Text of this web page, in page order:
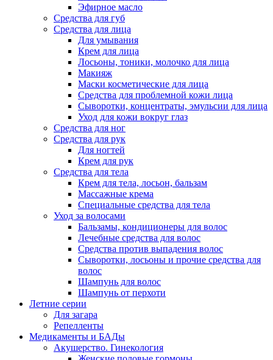
Эфирное масло
Средства для губ
Средства для лица
Для умывания
Крем для лица
Лосьоны, тоники, молочко для лица
Макияж
Маски косметические для лица
Средства для проблемной кожи лица
Сыворотки, концентраты, эмульсии для лица
Уход для кожи вокруг глаз
Средства для ног
Средства для рук
Для ногтей
Крем для рук
Средства для тела
Крем для тела, лосьон, бальзам
Массажные крема
Специальные средства для тела
Уход за волосами
Бальзамы, кондиционеры для волос
Лечебные средства для волос
Средства против выпадения волос
Сыворотки, лосьоны и прочие средства для
волос
Шампунь для волос
Шампунь от перхоти
Летние серии
Для загара
Репелленты
Медикаменты и БАДы
Акушерство. Гинекология